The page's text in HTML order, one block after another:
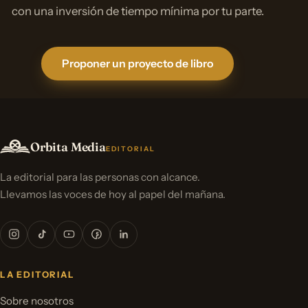
con una inversión de tiempo mínima por tu parte.
Proponer un proyecto de libro
Orbita MediaEDITORIAL
La editorial para las personas con alcance.
Llevamos las voces de hoy al papel del mañana.
LA EDITORIAL
Sobre nosotros